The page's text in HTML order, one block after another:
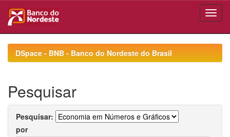
navigationDSpace - BNB - Banco do Nordeste do Brasil
Pesquisar
Pesquisar:
por